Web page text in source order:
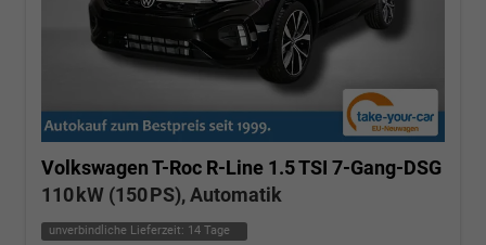
Volkswagen T-Roc R-Line 1.5 TSI 7-Gang-DSG
110 kW (150 PS), Automatik
unverbindliche Lieferzeit: 14 Tage